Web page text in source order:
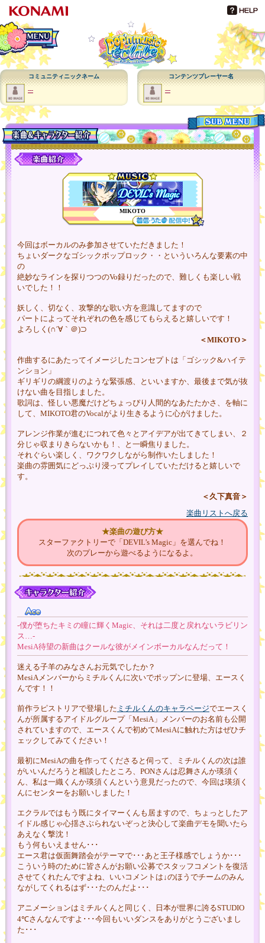
コミュニティニックネーム
---
コンテンツプレーヤー名
---
メインメニュー
メニュー
MIKOTO
今回はボーカルのみ参加させていただきました！
ちょいダークなゴシックポップロック・・といういろんな要素の中
の
絶妙なラインを探りつつのVo録りだったので、難しくも楽しい戦
いでした！！
妖しく、切なく、攻撃的な歌い方を意識してますので
パートによってそれぞれの色を感じてもらえると嬉しいです！
よろしく(∩´∀｀＠)⊃
＜MIKOTO＞
作曲するにあたってイメージしたコンセプトは「ゴシック&ハイテ
ンション」
ギリギリの綱渡りのような緊張感、といいますか、最後まで気が抜
けない曲を目指しました。
歌詞は、怪しい悪魔だけどちょっぴり人間的なあたたかさ、を軸に
して、MIKOTO君のVocalがより生きるように心がけました。
アレンジ作業が進むにつれて色々とアイデアが出てきてしまい、２
分じゃ収まりきらないかも！、と一瞬焦りました。
それぐらい楽しく、ワクワクしながら制作いたしました！
楽曲の雰囲気にどっぷり浸ってプレイしていただけると嬉しいで
す。
＜久下真音＞
楽曲リストへ戻る
★楽曲の遊び方★
スターファクトリーで「DEVIL’s Magic」を選んでね！
次のプレーから遊べるようになるよ。
-僕が堕ちたキミの瞳に輝くMagic、それは二度と戻れないラビリン
ス…-
MesiA待望の新曲はクールな彼がメインボーカルなんだって！
迷える子羊のみなさんお元気でしたか？
MesiAメンバーからミチルくんに次いでポップンに登場、エースく
んです！！
前作ラピストリアで登場した ミチルくんのキャラページでエースく
んが所属するアイドルグループ「MesiA」メンバーのお名前も公開
されていますので、エースくんで初めてMesiAに触れた方はぜひチ
ェックしてみてください！
最初にMesiAの曲を作ってくださると伺って、ミチルくんの次は誰
がいいんだろうと相談したところ、PONさんは忍舞さんか瑛須く
ん、私は一織くんか瑛須くんという意見だったので、今回は瑛須く
んにセンターをお願いしました！
エクラルではもう既にタイマーくんも居ますので、ちょっとしたア
イドル感じゃ心揺さぶられないぞっと決心して楽曲デモを聞いたら
あえなく撃沈！
もう何もいえません･･･
エース君は仮面舞踏会がテーマで･･･あと王子様感でしょうか･･･
こういう時のために皆さんがお願い公募でスタッフコメントを復活
させてくれたんですよね、いいコメントは↓のほうでチームのみん
ながしてくれるはず･･･たのんだよ･･･
アニメーションはミチルくんと同じく、日本が世界に誇るSTUDIO
4℃さんなんですよ･･･今回もいいダンスをありがとうございまし
た･･･